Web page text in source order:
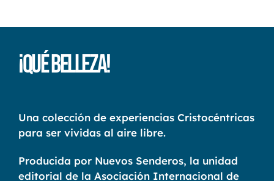
¡Qué Belleza!
Una colección de experiencias Cristocéntricas
para ser vividas al aire libre.
Producida por Nuevos Senderos, la unidad
editorial de la Asociación Internacional de